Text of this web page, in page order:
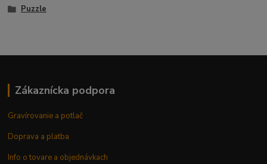
Puzzle
Zákaznícka podpora
Gravírovanie a potlač
Doprava a platba
Info o tovare a objednávkach